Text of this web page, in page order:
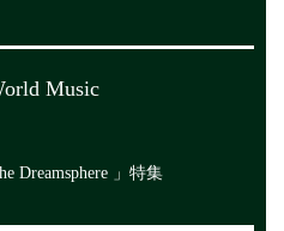
Music
Dreamsphere 」特集